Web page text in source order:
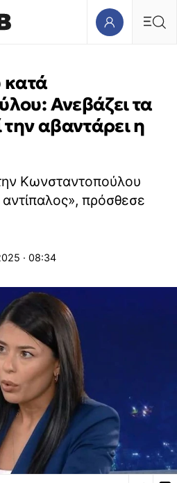
κατά
Ανεβάζει τα
αβαντάρει η
Κωνσταντοπούλου
αντίπαλος», πρόσθεσε
· 08:34